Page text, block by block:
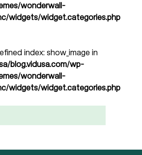
wonderwall-
widgets/widget.categories.php
index: show_image in
blog.vidusa.com/wp-
wonderwall-
widgets/widget.categories.php